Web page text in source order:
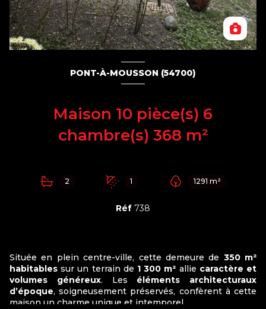
PONT-À-MOUSSON (54700)
Maison 10 pièce(s) 6
chambre(s) 368 m²
2 1 1291 m²
Réf 738
Située en plein centre-ville, cette demeure de 350 m²
habitables sur un terrain de 1 300 m² allie caractère et
volumes généreux. Les éléments architecturaux
d’époque, soigneusement préservés, confèrent à cette
maison un charme unique et intemporel.